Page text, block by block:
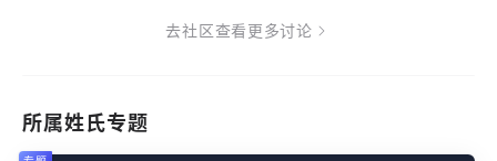
去社区查看更多讨论
所属姓氏专题